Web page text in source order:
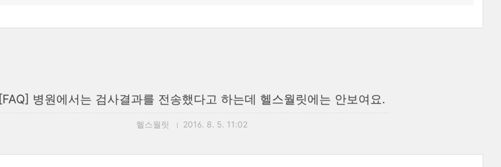
[FAQ] 병원에서는 검사결과를 전송했다고 하는데 헬스월릿에는 안보여요.
헬스월릿 2016. 8. 5. 11:02